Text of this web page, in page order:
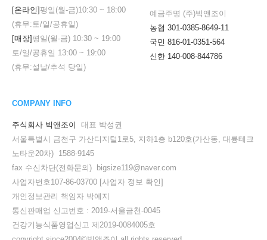
[온라인]평일(월-금)10:30 ~ 18:00
(휴무:토/일/공휴일)
[매장]평일(월-금) 10:30 ~ 19:00
토/일/공휴일 13:00 ~ 19:00
(휴무:설날/추석 당일)
예금주명 (주)빅앤조이
농협 301-0385-8649-11
국민 816-01-0351-564
신한 140-008-844786
COMPANY INFO
주식회사 빅앤조이
대표 박성권
서울특별시 금천구 가산디지털1로5, 지하1층 b120호(가산동, 대륭테크
노타운20차) 1588-9145
fax 수신차단(전화문의) bigsize119@naver.com
사업자번호107-86-03700 [사업자 정보 확인]
개인정보관리 책임자 박예지
통신판매업 신고번호 : 2019-서울금천-0045
건강기능식품영업신고 제2019-0084005호